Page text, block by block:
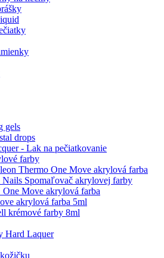
gels
drops
- Lak na pečiatkovanie
farby
Thermo One Move akrylová farba
Nails Spomaľovač akrylovej farby
Move akrylová farba
akrylová farba 5ml
krémové farby 8ml
Hard Laquer